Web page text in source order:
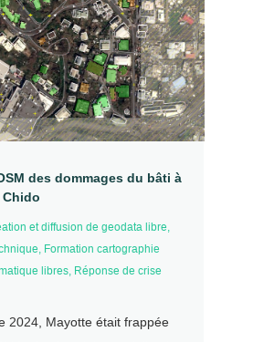
des dommages du bâti à
Chido
et diffusion de geodata libre,
, Formation cartographie
libres, Réponse de crise
2024, Mayotte était frappée